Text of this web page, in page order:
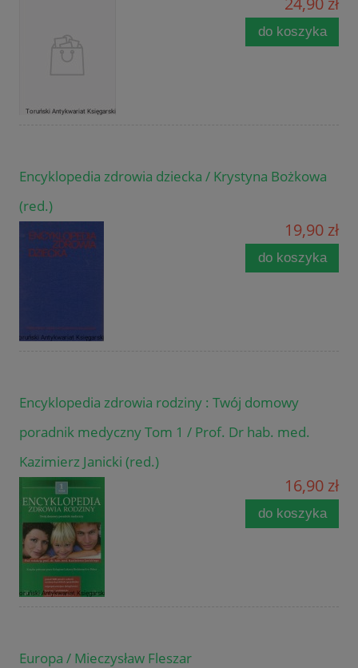
do koszyka
Encyklopedia zdrowia dziecka / Krystyna Bożkowa
(red.)
19,90 zł
do koszyka
Encyklopedia zdrowia rodziny : Twój domowy
poradnik medyczny Tom 1 / Prof. Dr hab. med.
Kazimierz Janicki (red.)
16,90 zł
do koszyka
Europa / Mieczysław Fleszar